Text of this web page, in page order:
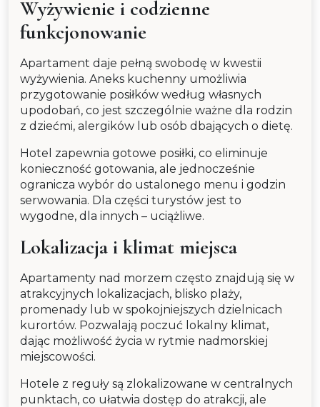
Wyżywienie i codzienne
funkcjonowanie
Apartament daje pełną swobodę w kwestii
wyżywienia. Aneks kuchenny umożliwia
przygotowanie posiłków według własnych
upodobań, co jest szczególnie ważne dla rodzin
z dziećmi, alergików lub osób dbających o dietę.
Hotel zapewnia gotowe posiłki, co eliminuje
konieczność gotowania, ale jednocześnie
ogranicza wybór do ustalonego menu i godzin
serwowania. Dla części turystów jest to
wygodne, dla innych – uciążliwe.
Lokalizacja i klimat miejsca
Apartamenty nad morzem często znajdują się w
atrakcyjnych lokalizacjach, blisko plaży,
promenady lub w spokojniejszych dzielnicach
kurortów. Pozwalają poczuć lokalny klimat,
dając możliwość życia w rytmie nadmorskiej
miejscowości.
Hotele z reguły są zlokalizowane w centralnych
punktach, co ułatwia dostęp do atrakcji, ale